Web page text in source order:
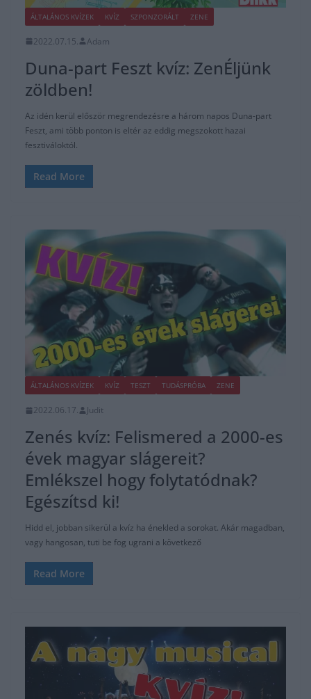
ÁLTALÁNOS KVÍZEK KVÍZ SZPONZORÁLT ZENE
2022.07.15. Adam
Duna-part Feszt kvíz: ZenÉljünk
zöldben!
Az idén kerül először megrendezésre a három napos Duna-part
Feszt, ami több ponton is eltér az eddig megszokott hazai
fesztiváloktól.
Read More
ÁLTALÁNOS KVÍZEK KVÍZ TESZT TUDÁSPRÓBA ZENE
2022.06.17. Judit
Zenés kvíz: Felismered a 2000-es
évek magyar slágereit?
Emlékszel hogy folytatódnak?
Egészítsd ki!
Hidd el, jobban sikerül a kvíz ha énekled a sorokat. Akár magadban,
vagy hangosan, tuti be fog ugrani a következő
Read More